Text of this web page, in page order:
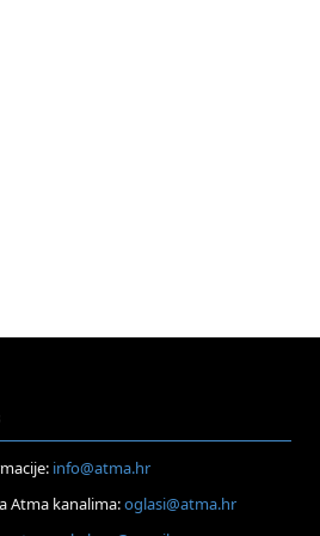
info@atma.hr
Atma kanalima:oglasi@atma.hr